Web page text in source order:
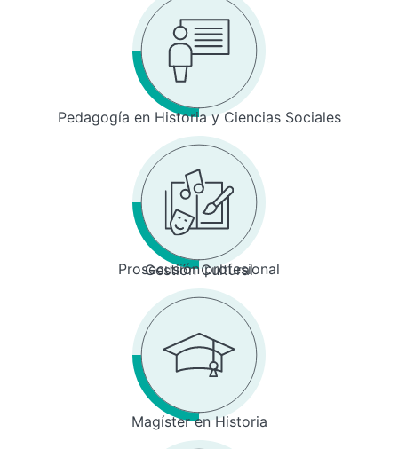
Pedagogía en Historia y Ciencias Sociales
Prosecusión profesional
Gestión Cultural
Magíster en Historia